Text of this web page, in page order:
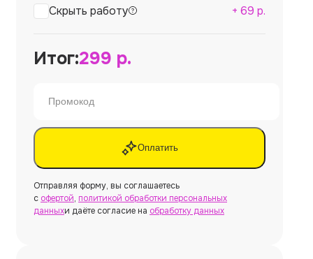
Скрыть работу + 69 р.
Итог:299 р.
Оплатить
Отправляя форму, вы соглашаетесь
с офертой, политикой обработки персональных
данныхи даёте согласие на обработку данных